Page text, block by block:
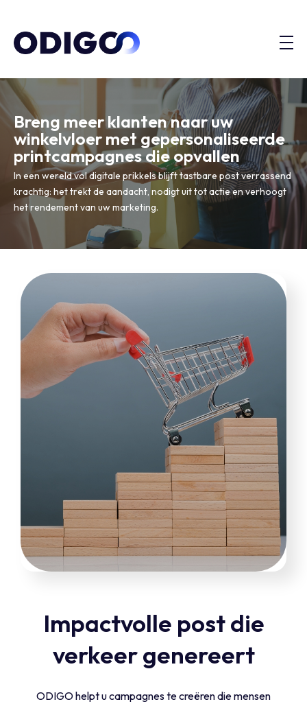
Breng meer klanten naar uw
winkelvloer met gepersonaliseerde
printcampagnes die opvallen
In een wereld vol digitale prikkels blijft tastbare post verrassend
krachtig: het trekt de aandacht, nodigt uit tot actie en verhoogt
het rendement van uw marketing.
Impactvolle post die
verkeer genereert
ODIGO helpt u campagnes te creëren die mensen